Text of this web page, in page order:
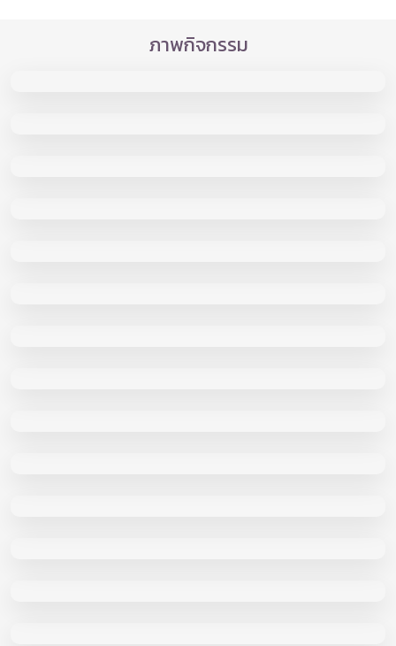
ภาพกิจกรรม